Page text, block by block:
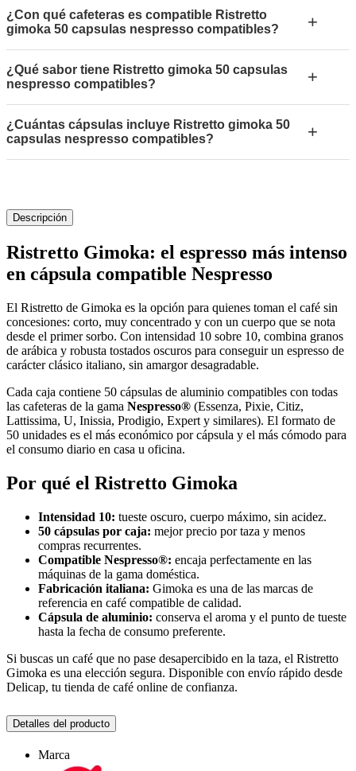
¿Con qué cafeteras es compatible Ristretto
gimoka 50 capsulas nespresso compatibles?
+
¿Qué sabor tiene Ristretto gimoka 50 capsulas
nespresso compatibles?
+
¿Cuántas cápsulas incluye Ristretto gimoka 50
capsulas nespresso compatibles?
+
Descripción
Ristretto Gimoka: el espresso más intenso
en cápsula compatible Nespresso
El Ristretto de Gimoka es la opción para quienes toman el café sin
concesiones: corto, muy concentrado y con un cuerpo que se nota
desde el primer sorbo. Con intensidad 10 sobre 10, combina granos
de arábica y robusta tostados oscuros para conseguir un espresso de
carácter clásico italiano, sin amargor desagradable.
Cada caja contiene 50 cápsulas de aluminio compatibles con todas
las cafeteras de la gama Nespresso® (Essenza, Pixie, Citiz,
Lattissima, U, Inissia, Prodigio, Expert y similares). El formato de
50 unidades es el más económico por cápsula y el más cómodo para
el consumo diario en casa u oficina.
Por qué el Ristretto Gimoka
Intensidad 10: tueste oscuro, cuerpo máximo, sin acidez.
50 cápsulas por caja: mejor precio por taza y menos
compras recurrentes.
Compatible Nespresso®: encaja perfectamente en las
máquinas de la gama doméstica.
Fabricación italiana: Gimoka es una de las marcas de
referencia en café compatible de calidad.
Cápsula de aluminio: conserva el aroma y el punto de tueste
hasta la fecha de consumo preferente.
Si buscas un café que no pase desapercibido en la taza, el Ristretto
Gimoka es una elección segura. Disponible con envío rápido desde
Delicap, tu tienda de café online de confianza.
Detalles del producto
Marca